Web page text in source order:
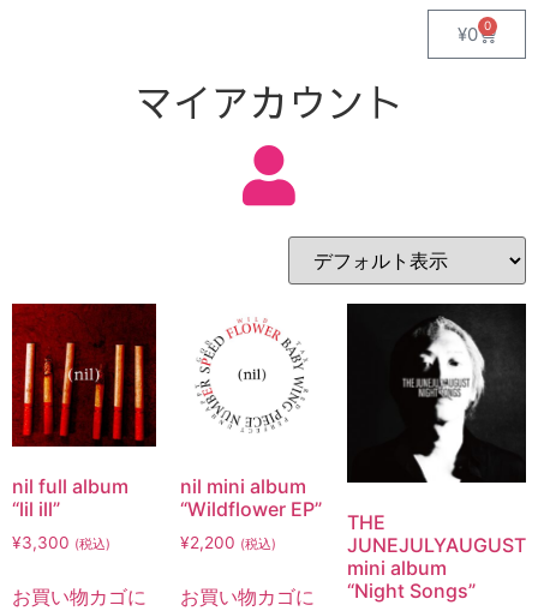
¥0 0
マイアカウント
nil full album
“lil ill”
¥3,300 (税込)
お買い物カゴに
nil mini album
“Wildflower EP”
¥2,200 (税込)
お買い物カゴに
THE
JUNEJULYAUGUST
mini album
“Night Songs”